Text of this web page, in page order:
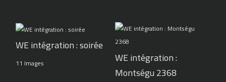
WE intégration : soirée
11 Images
WE intégration :
Montségu 2368